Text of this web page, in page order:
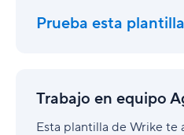
Prueba esta plantilla
Trabajo en equipo
Esta plantilla de Wrike te
Agile